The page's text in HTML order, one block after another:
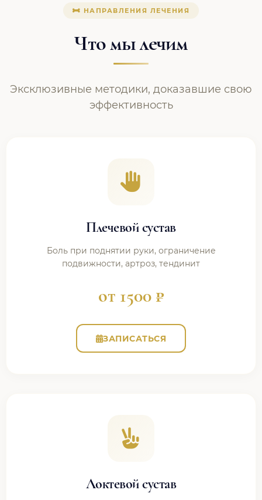
НАПРАВЛЕНИЯ ЛЕЧЕНИЯ
Что мы лечим
Эксклюзивные методики, доказавшие свою
эффективность
Плечевой сустав
Боль при поднятии руки, ограничение
подвижности, артроз, тендинит
от 1500 ₽
ЗАПИСАТЬСЯ
Локтевой сустав